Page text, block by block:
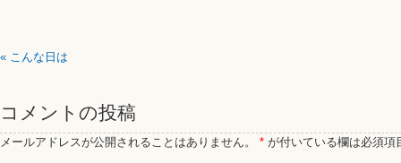
« こんな日は
コメントの投稿
メールアドレスが公開されることはありません。 * が付いている欄は必須項